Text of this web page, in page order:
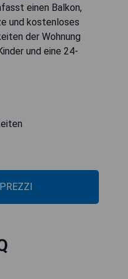
einen Balkon,
und kostenloses
der Wohnung
und eine 24-